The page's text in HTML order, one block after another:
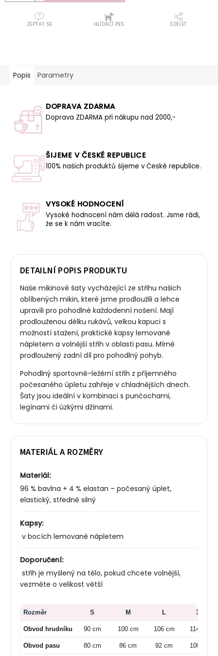
ZEPTAT SE HLÍDACÍ PES SDÍLET
Popis Parametry
DOPRAVA ZDARMA
Doprava ZDARMA při nákupu nad 2000,-
ŠIJEME V ČESKÉ REPUBLICE
100% našich produktů šijeme v České republice.
VYSOKÉ HODNOCENÍ
Vysoké hodnocení nám dělá radost. Jsme rádi,
že se k nám vracíte.
DETAILNÍ POPIS PRODUKTU
Naše mikinové šaty vycházející ze střihu našich
oblíbených mikin, které jsme prodloužili a lehce
upravili pro pohodlné každodenní nošení. Mají
prodlouženou délku rukávů, velkou kapuci s
možností stažení, praktické kapsy lemované
nápletem a volnější střih v oblasti pasu. Mírně
prodloužený zadní díl pro pohodlný pohyb.
Pohodlný sportovně-ležérní střih z příjemného
počesaného úpletu zahřeje v chladnějších dnech.
Šaty jsou ideální v kombinaci s punčochami,
legínami či úzkými džínami.
MATERIÁL A ROZMĚRY
Materiál:
96 % bavlna + 4 % elastan – počesaný úplet,
elastický, středně silný
Kapsy:
v bocích lemované nápletem
Doporučení:
střih je myšlený na tělo, pokud chcete volnější,
vezměte o velikost větší
Rozměr S M L XL
Obvod hrudníku 90 cm 100 cm 106 cm 114 cm
Obvod pasu 80 cm 86 cm 92 cm 100 cm